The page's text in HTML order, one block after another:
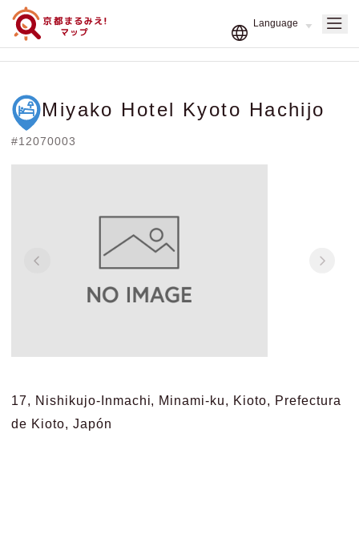
Miyako Hotel Kyoto Hachijo
#12070003
17, Nishikujo-Inmachi, Minami-ku, Kioto, Prefectura
de Kioto, Japón